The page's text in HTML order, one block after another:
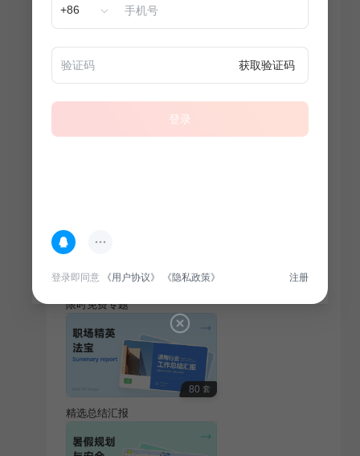
100 套
限时免费专题
80 套
精选总结汇报
+86
获取验证码
登录
登录即同意 《用户协议》 《隐私政策》 注册